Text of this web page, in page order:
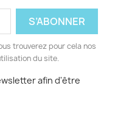
trouverez pour cela nos
du site.
afin d'être